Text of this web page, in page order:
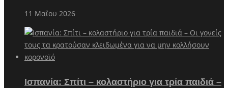
11 Μαΐου 2026
Ισπανία: Σπίτι – κολαστήριο για τρία παιδιά –